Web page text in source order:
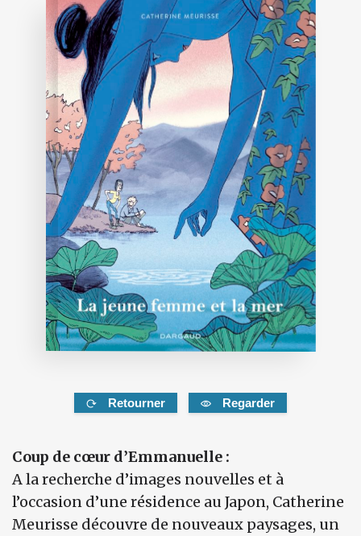
Retourner Regarder
Coup de cœur d’Emmanuelle :
A la recherche d’images nouvelles et à
l’occasion d’une résidence au Japon, Catherine
Meurisse découvre de nouveaux paysages, un